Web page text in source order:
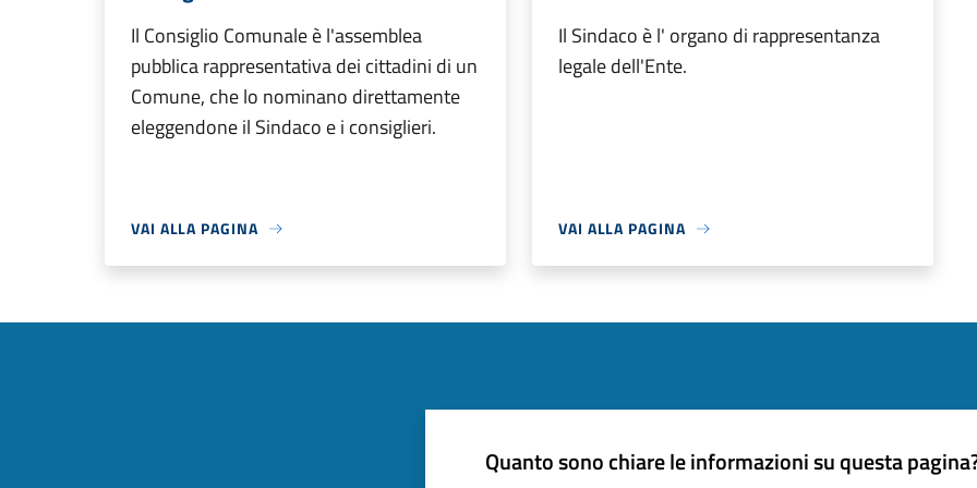
Il Consiglio Comunale è l'assemblea
pubblica rappresentativa dei cittadini di un
Comune, che lo nominano direttamente
eleggendone il Sindaco e i consiglieri.
VAI ALLA PAGINA
Il Sindaco è l' organo di rappresentanza
legale dell'Ente.
VAI ALLA PAGINA
Quanto sono chiare le informazioni su questa